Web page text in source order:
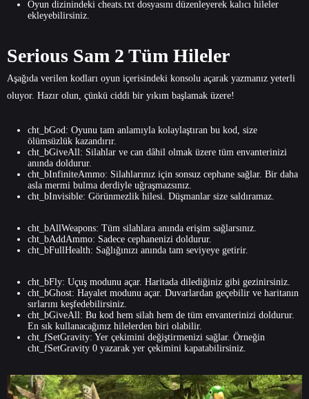
Oyun dizinindeki cheats.txt dosyasını düzenleyerek kalıcı hileler
ekleyebilirsiniz.
Serious Sam 2 Tüm Hileler
Aşağıda verilen kodları oyun içerisindeki konsolu açarak yazmanız yeterli
oluyor. Hazır olun, çünkü ciddi bir yıkım başlamak üzere!
cht_bGod: Oyunu tam anlamıyla kolaylaştıran bu kod, size
ölümsüzlük kazandırır.
cht_bGiveAll: Silahlar ve can dâhil olmak üzere tüm envanterinizi
anında doldurur.
cht_bInfiniteAmmo: Silahlarınız için sonsuz cephane sağlar. Bir daha
asla mermi bulma derdiyle uğraşmazsınız.
cht_bInvisible: Görünmezlik hilesi. Düşmanlar size saldıramaz.
cht_bAllWeapons: Tüm silahlara anında erişim sağlarsınız.
cht_bAddAmmo: Sadece cephanenizi doldurur.
cht_bFullHealth: Sağlığınızı anında tam seviyeye getirir.
cht_bFly: Uçuş modunu açar. Haritada dilediğiniz gibi gezinirsiniz.
cht_bGhost: Hayalet modunu açar. Duvarlardan geçebilir ve haritanın
sırlarını keşfedebilirsiniz.
cht_bGiveAll: Bu kod hem silah hem de tüm envanterinizi doldurur.
En sık kullanacağınız hilelerden biri olabilir.
cht_fSetGravity: Yer çekimini değiştirmenizi sağlar. Örneğin
cht_fSetGravity 0 yazarak yer çekimini kapatabilirsiniz.